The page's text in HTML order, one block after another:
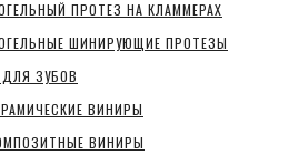
ПРОТЕЗ НА КЛАММЕРАХ
ШИНИРУЮЩИЕ ПРОТЕЗЫ
ЗУБОВ
ВИНИРЫ
ВИНИРЫ